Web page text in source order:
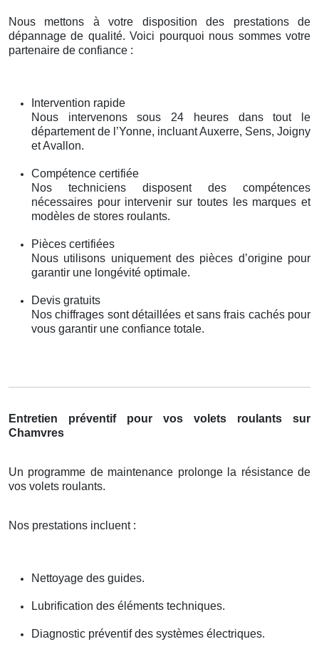
Nous mettons à votre disposition des prestations de
dépannage de qualité. Voici pourquoi nous sommes votre
partenaire de confiance :
Intervention rapide
Nous intervenons sous 24 heures dans tout le
département de l’Yonne, incluant Auxerre, Sens, Joigny
et Avallon.
Compétence certifiée
Nos techniciens disposent des compétences
nécessaires pour intervenir sur toutes les marques et
modèles de stores roulants.
Pièces certifiées
Nous utilisons uniquement des pièces d’origine pour
garantir une longévité optimale.
Devis gratuits
Nos chiffrages sont détaillées et sans frais cachés pour
vous garantir une confiance totale.
Entretien préventif pour vos volets roulants sur
Chamvres
Un programme de maintenance prolonge la résistance de
vos volets roulants.
Nos prestations incluent :
Nettoyage des guides.
Lubrification des éléments techniques.
Diagnostic préventif des systèmes électriques.